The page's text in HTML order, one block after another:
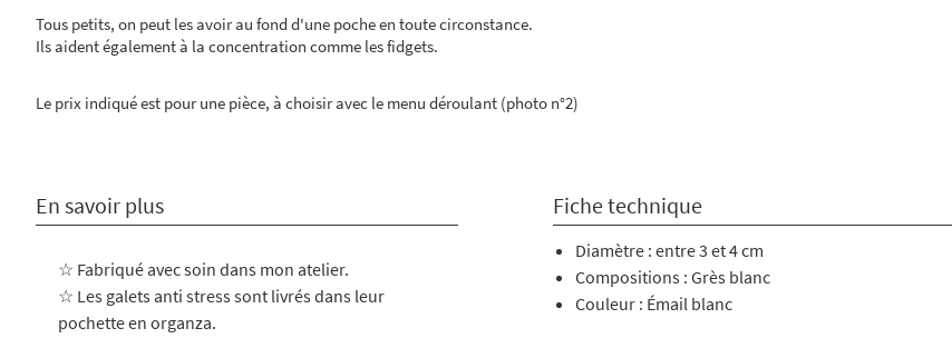
Tous petits, on peut les avoir au fond d'une poche en toute circonstance.
Ils aident également à la concentration comme les fidgets.
Le prix indiqué est pour une pièce, à choisir avec le menu déroulant (photo n°2)
En savoir plus
☆ Fabriqué avec soin dans mon atelier.
☆ Les galets anti stress sont livrés dans leur
pochette en organza.
Fiche technique
Diamètre : entre 3 et 4 cm
Compositions : Grès blanc
Couleur : Émail blanc